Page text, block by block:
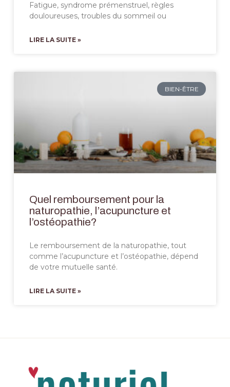
Fatigue, syndrome prémenstruel, règles
douloureuses, troubles du sommeil ou
LIRE LA SUITE »
BIEN-ÊTRE
Quel remboursement pour la
naturopathie, l’acupuncture et
l’ostéopathie?
Le remboursement de la naturopathie, tout
comme l’acupuncture et l’ostéopathie, dépend
de votre mutuelle santé.
LIRE LA SUITE »